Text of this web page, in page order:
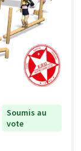
Soumis au
vote